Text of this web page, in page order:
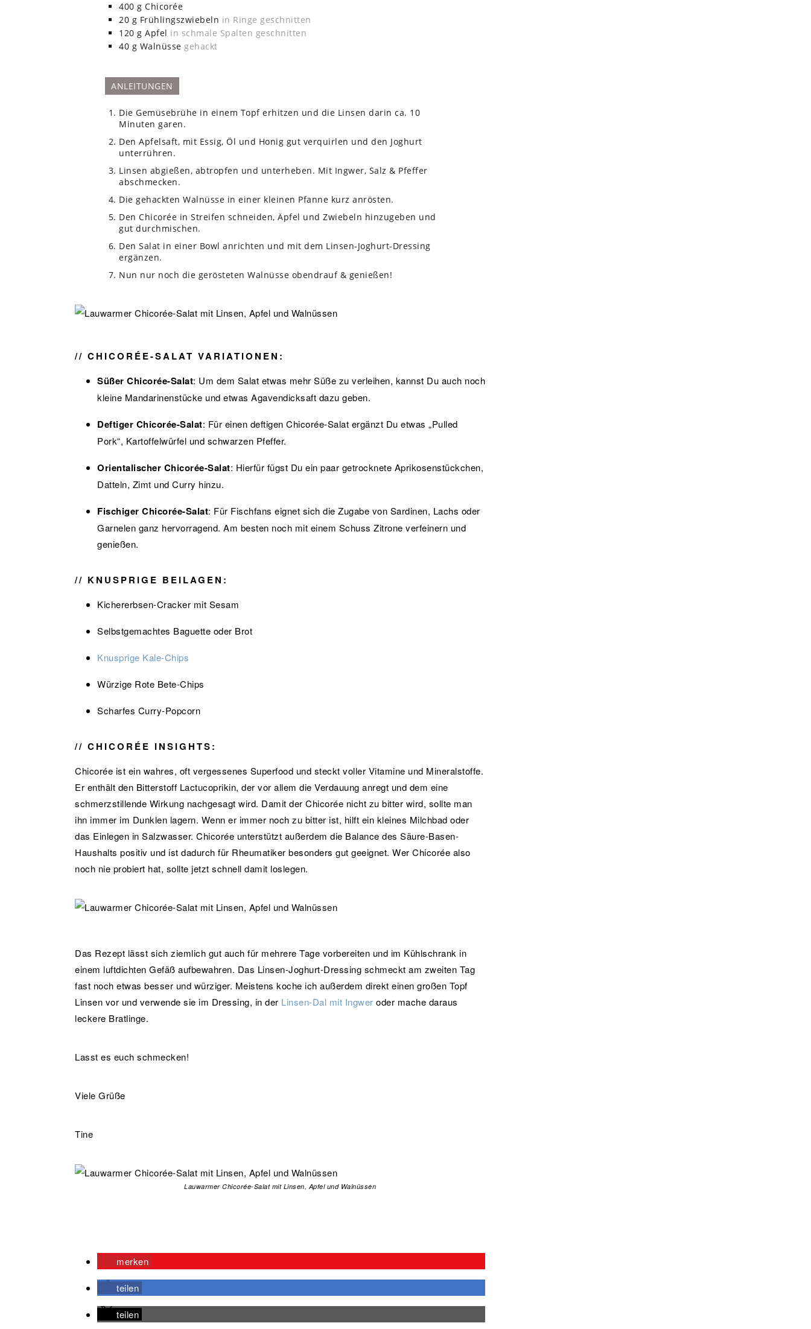
400 g Chicorée
20 g Frühlingszwiebeln in Ringe geschnitten
120 g Apfel in schmale Spalten geschnitten
40 g Walnüsse gehackt
ANLEITUNGEN
Die Gemüsebrühe in einem Topf erhitzen und die Linsen darin ca. 10
Minuten garen.
Den Apfelsaft, mit Essig, Öl und Honig gut verquirlen und den Joghurt
unterrühren.
Linsen abgießen, abtropfen und unterheben. Mit Ingwer, Salz & Pfeffer
abschmecken.
Die gehackten Walnüsse in einer kleinen Pfanne kurz anrösten.
Den Chicorée in Streifen schneiden, Äpfel und Zwiebeln hinzugeben und
gut durchmischen.
Den Salat in einer Bowl anrichten und mit dem Linsen-Joghurt-Dressing
ergänzen.
Nun nur noch die gerösteten Walnüsse obendrauf & genießen!
// CHICORÉE-SALAT VARIATIONEN:
Süßer Chicorée-Salat: Um dem Salat etwas mehr Süße zu verleihen, kannst Du auch noch
kleine Mandarinenstücke und etwas Agavendicksaft dazu geben.
Deftiger Chicorée-Salat: Für einen deftigen Chicorée-Salat ergänzt Du etwas „Pulled
Pork“, Kartoffelwürfel und schwarzen Pfeffer.
Orientalischer Chicorée-Salat: Hierfür fügst Du ein paar getrocknete Aprikosenstückchen,
Datteln, Zimt und Curry hinzu.
Fischiger Chicorée-Salat: Für Fischfans eignet sich die Zugabe von Sardinen, Lachs oder
Garnelen ganz hervorragend. Am besten noch mit einem Schuss Zitrone verfeinern und
genießen.
// KNUSPRIGE BEILAGEN:
Kichererbsen-Cracker mit Sesam
Selbstgemachtes Baguette oder Brot
Knusprige Kale-Chips
Würzige Rote Bete-Chips
Scharfes Curry-Popcorn
// CHICORÉE INSIGHTS:
Chicorée ist ein wahres, oft vergessenes Superfood und steckt voller Vitamine und Mineralstoffe.
Er enthält den Bitterstoff Lactucoprikin, der vor allem die Verdauung anregt und dem eine
schmerzstillende Wirkung nachgesagt wird. Damit der Chicorée nicht zu bitter wird, sollte man
ihn immer im Dunklen lagern. Wenn er immer noch zu bitter ist, hilft ein kleines Milchbad oder
das Einlegen in Salzwasser. Chicorée unterstützt außerdem die Balance des Säure-Basen-
Haushalts positiv und ist dadurch für Rheumatiker besonders gut geeignet. Wer Chicorée also
noch nie probiert hat, sollte jetzt schnell damit loslegen.
Das Rezept lässt sich ziemlich gut auch für mehrere Tage vorbereiten und im Kühlschrank in
einem luftdichten Gefäß aufbewahren. Das Linsen-Joghurt-Dressing schmeckt am zweiten Tag
fast noch etwas besser und würziger. Meistens koche ich außerdem direkt einen großen Topf
Linsen vor und verwende sie im Dressing, in der Linsen-Dal mit Ingwer oder mache daraus
leckere Bratlinge.
Lasst es euch schmecken!
Viele Grüße
Tine
Lauwarmer Chicorée-Salat mit Linsen, Apfel und Walnüssen
merken
teilen
teilen